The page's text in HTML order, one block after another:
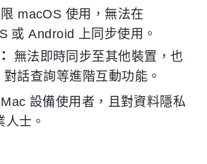
macOS 使用，無法在
或 Android 上同步使用。
無法即時同步至其他裝置，也
話查詢等進階互動功能。
設備使用者，且對資料隱私
士。